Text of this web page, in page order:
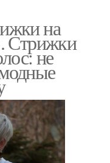
на
Стрижки
не